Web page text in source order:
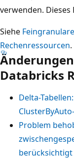
verwenden.
Siehe
Rechenressourcen.
Databricks
Delta-
Problem